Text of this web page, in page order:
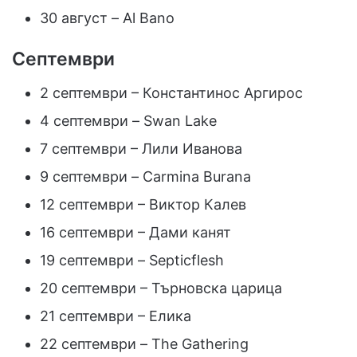
30 август – Al Bano
Септември
2 септември – Константинос Аргирос
4 септември – Swan Lake
7 септември – Лили Иванова
9 септември – Carmina Burana
12 септември – Виктор Калев
16 септември – Дами канят
19 септември – Septicflesh
20 септември – Търновска царица
21 септември – Елика
22 септември – The Gathering